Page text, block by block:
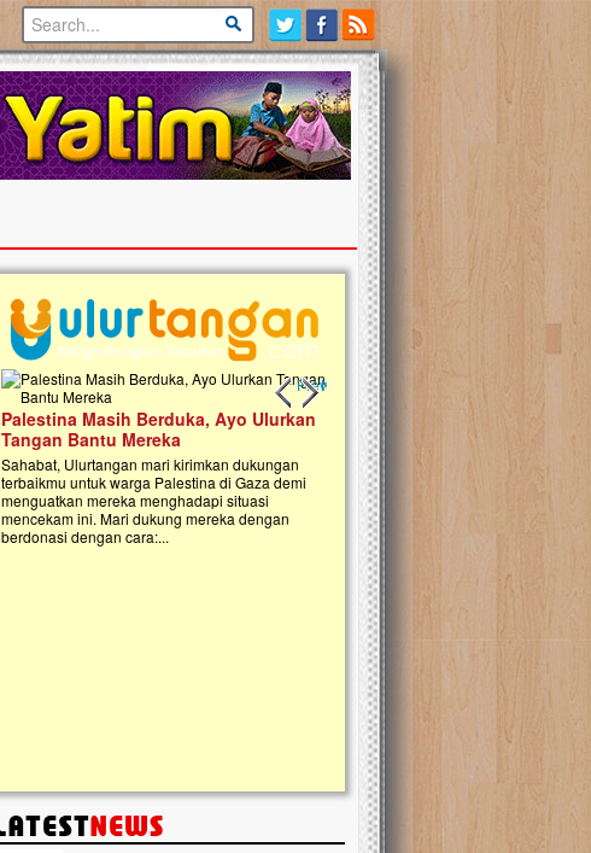
Previous slide
Next slide
Palestina Masih Berduka, Ayo Ulurkan
Tangan Bantu Mereka
Sahabat, Ulurtangan mari kirimkan dukungan
terbaikmu untuk warga Palestina di Gaza demi
menguatkan mereka menghadapi situasi
mencekam ini. Mari dukung mereka dengan
berdonasi dengan cara:...
Open Donasi Wakaf
Rumah Qur'an & TK Islam
Najjah di Jonggol
Saat ini, Ulurtangan bersama Yayasan
Najjahtul Islam Jonggol sedang merintis
pembangunan Rumah Qur’an dan
kanak Islam Terpadu (TKIT) An Najjah
Gedung Majelis Taklim di Jonggol,...